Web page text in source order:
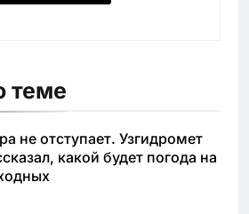
теме
не отступает. Узгидромет
какой будет погода на